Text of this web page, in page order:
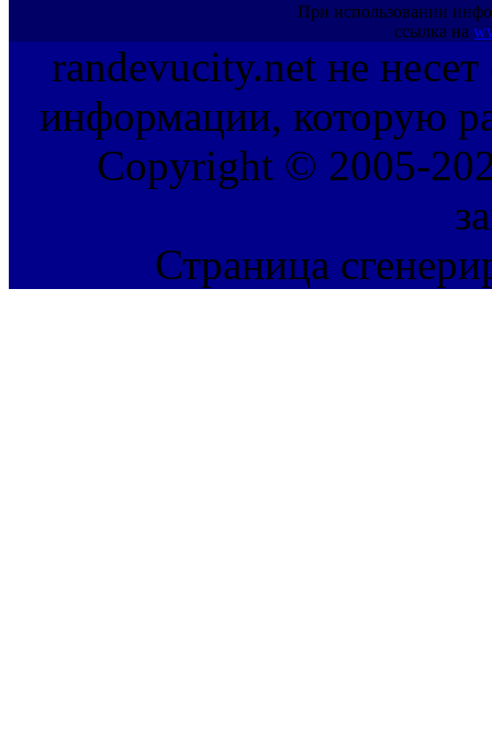
При использовании
ссылка на
randevucity.net не несет
информации, которую
Copyright © 2005-
Страница